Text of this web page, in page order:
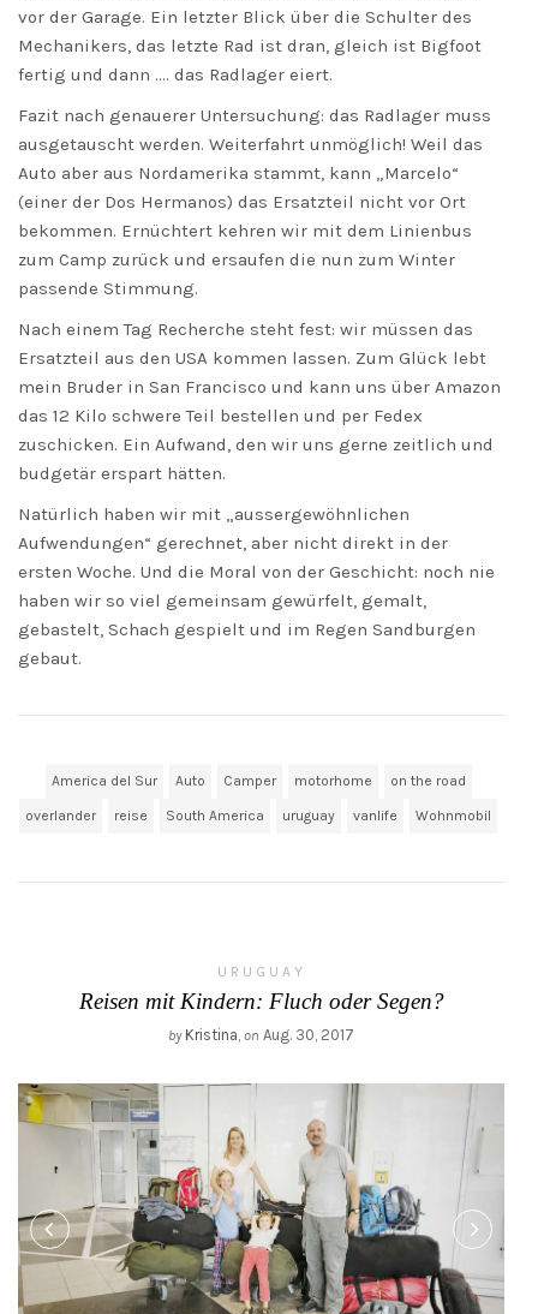
vor der Garage. Ein letzter Blick über die Schulter des
Mechanikers, das letzte Rad ist dran, gleich ist Bigfoot
fertig und dann …. das Radlager eiert.
Fazit nach genauerer Untersuchung: das Radlager muss
ausgetauscht werden. Weiterfahrt unmöglich! Weil das
Auto aber aus Nordamerika stammt, kann „Marcelo“
(einer der Dos Hermanos) das Ersatzteil nicht vor Ort
bekommen. Ernüchtert kehren wir mit dem Linienbus
zum Camp zurück und ersaufen die nun zum Winter
passende Stimmung.
Nach einem Tag Recherche steht fest: wir müssen das
Ersatzteil aus den USA kommen lassen. Zum Glück lebt
mein Bruder in San Francisco und kann uns über Amazon
das 12 Kilo schwere Teil bestellen und per Fedex
zuschicken. Ein Aufwand, den wir uns gerne zeitlich und
budgetär erspart hätten.
Natürlich haben wir mit „aussergewöhnlichen
Aufwendungen“ gerechnet, aber nicht direkt in der
ersten Woche. Und die Moral von der Geschicht: noch nie
haben wir so viel gemeinsam gewürfelt, gemalt,
gebastelt, Schach gespielt und im Regen Sandburgen
gebaut.
America del Sur Auto Camper motorhome on the road
overlander reise South America uruguay vanlife Wohnmobil
URUGUAY
Reisen mit Kindern: Fluch oder Segen?
by Kristina on Aug. 30, 2017